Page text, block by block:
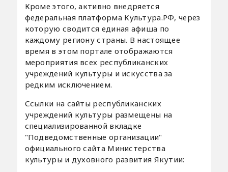
Кроме этого, активно внедряется
федеральная платформа Культура.РФ, через
которую сводится единая афиша по
каждому региону страны. В настоящее
время в этом портале отображаются
мероприятия всех республиканских
учреждений культуры и искусства за
редким исключением.
Ссылки на сайты республиканских
учреждений культуры размещены на
специализированной вкладке
"Подведомственные организации"
официального сайта Министерства
культуры и духовного развития Якутии: